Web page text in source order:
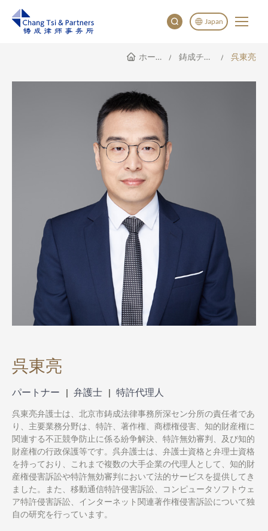
Japan
English
ホームページ 鋳成チーム 呉東亮
呉東亮
パートナー 弁護士 特許代理人
呉東亮弁護士は、北京市鋳成法律事務所深セン分所の責任者であ
り、主要業務分野は、特許、著作権、商標権侵害、知的財産権に
関連する不正競争防止に係る紛争解決、特許無効審判、及び知的
財産権の行政保護等です。呉弁護士は、弁護士資格と弁理士資格
を持っており、これまで複数の大手企業の代理人として、知的財
産権侵害訴訟や特許無効審判において法的サービスを提供してき
ました。また、移動通信特許侵害訴訟、コンピュータソフトウェ
ア特許侵害訴訟、インターネット関連著作権侵害訴訟について独
自の研究を行っています。